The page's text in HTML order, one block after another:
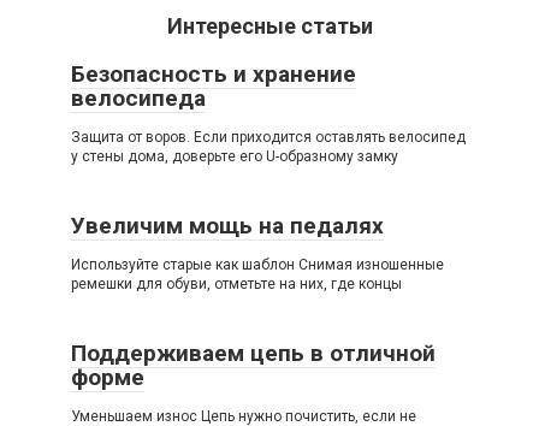
Интересные статьи
Безопасность и хранение
велосипеда
Защита от воров. Если приходится оставлять велосипед
у стены дома, доверьте его U-образному замку
Увеличим мощь на педалях
Используйте старые как шаблон Снимая изношенные
ремешки для обуви, отметьте на них, где концы
Поддерживаем цепь в отличной
форме
Уменьшаем износ Цепь нужно почистить, если не